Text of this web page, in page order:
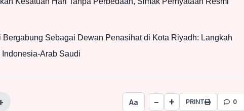
Sebagai Dewan Penasihat di Kota Riyadh: Langkah
Arab Saudi
Aa − + PRINT 0